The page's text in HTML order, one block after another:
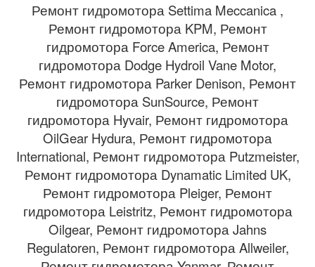
Ремонт гидромотора Settima Meccanica ,
Ремонт гидромотора KPM, Ремонт
гидромотора Force America, Ремонт
гидромотора Dodge Hydroil Vane Motor,
Ремонт гидромотора Parker Denison, Ремонт
гидромотора SunSource, Ремонт
гидромотора Hyvair, Ремонт гидромотора
OilGear Hydura, Ремонт гидромотора
International, Ремонт гидромотора Putzmeister,
Ремонт гидромотора Dynamatic Limited UK,
Ремонт гидромотора Pleiger, Ремонт
гидромотора Leistritz, Ремонт гидромотора
Oilgear, Ремонт гидромотора Jahns
Regulatoren, Ремонт гидромотора Allweiler,